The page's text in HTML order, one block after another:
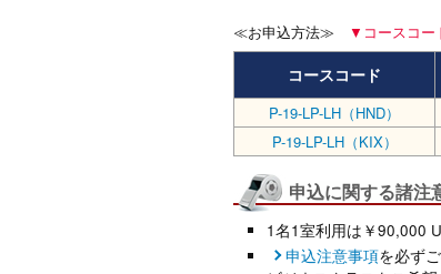
≪お申込方法≫ ▼コースコー
コースコード
P-19-LP-LH（HND）
P-19-LP-LH（KIX）
申込に関する諸注
1名1室利用は￥90,000
申込注意事項を必ず